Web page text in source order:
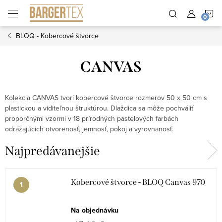
obsah
BLOQ - Kobercové štvorce
CANVAS
Kolekcia CANVAS tvorí kobercové štvorce rozmerov 50 x 50 cm s
plastickou a viditeľnou štruktúrou. Dlaždica sa môže pochváliť
proporčnými vzormi v 18 prírodných pastelových farbách
odrážajúcich otvorenosť, jemnosť, pokoj a vyrovnanosť.
Najpredávanejšie
Kobercové štvorce - BLOQ Canvas 970
Na objednávku